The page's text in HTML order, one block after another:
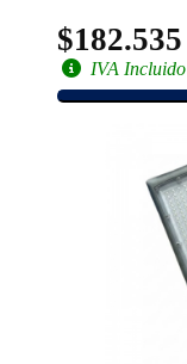
$182.535
IVA Incluido